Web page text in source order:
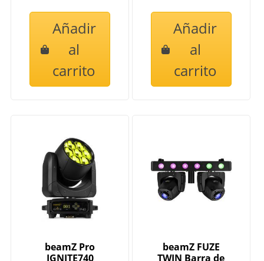
Añadir
al
carrito
Añadir
al
carrito
beamZ Pro
IGNITE740
beamZ FUZE
TWIN Barra de